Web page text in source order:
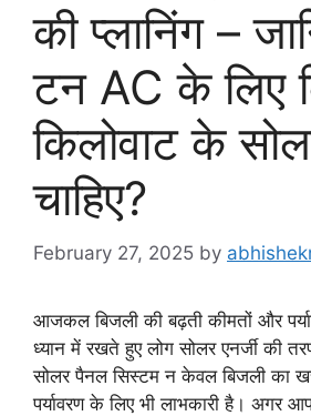
की प्लानिंग –
टन AC के लिए
किलोवाट के
चाहिए?
February 27, 2025 by
आजकल बिजली की बढ़ती कीमतों और
ध्यान में रखते हुए लोग सोलर एनर्जी की
सोलर पैनल सिस्टम न केवल बिजली का
पर्यावरण के लिए भी लाभकारी है। अगर